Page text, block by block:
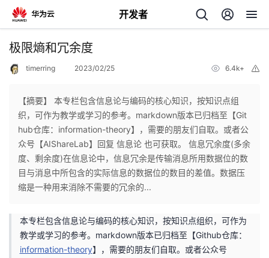
开发者
返
个
人
页
我
开
极限熵和冗余度
timerring 2023/02/25 6.4k+
【摘要】 本专栏包含信息论与编码的核心知识，按知识点组
织，可作为教学或学习的参考。markdown版本已归档至【Git
hub仓库：information-theory】，需要的朋友们自取。或者公
众号【AIShareLab】回复 信息论 也可获取。 信息冗余度(多余
度、剩余度)在信息论中，信息冗余是传输消息所用数据位的数
目与消息中所包含的实际信息的数据位的数目的差值。数据压
缩是一种用来消除不需要的冗余的...
本专栏包含信息论与编码的核心知识，按知识点组织，可作为
教学或学习的参考。markdown版本已归档至【Github仓库：
information-theory】，需要的朋友们自取。或者公众号